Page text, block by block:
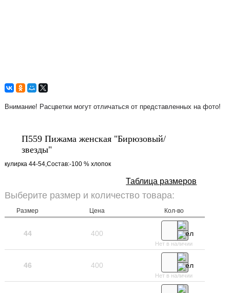
Внимание! Расцветки могут отличаться от представленных на фото!
П559 Пижама женская "Бирюзовый/
звезды"
кулирка 44-54,Состав:-100 % хлопок
Таблица размеров
Выберите размер и количество товара:
Размер Цена Кол-во
44 400
Нет в наличии
46 400
Нет в наличии